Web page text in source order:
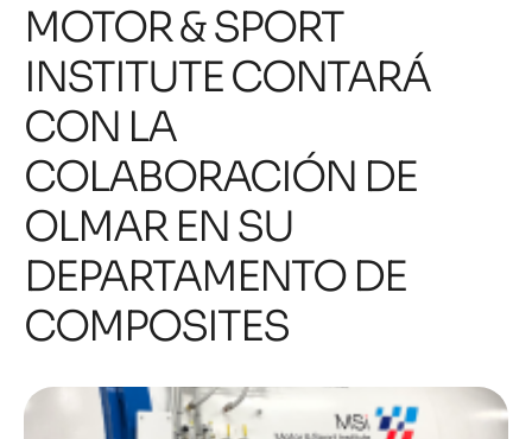
MOTOR & SPORT
INSTITUTE CONTARÁ
CON LA
COLABORACIÓN DE
OLMAR EN SU
DEPARTAMENTO DE
COMPOSITES